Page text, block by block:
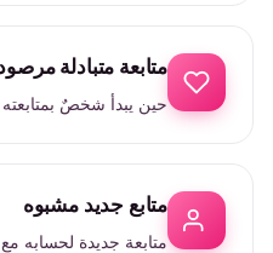
متابعة متبادلة
حين يبدأ شخصٌ
متابع جديد مشبوه
متابعة جديدة لحسابه